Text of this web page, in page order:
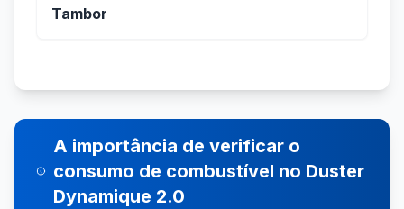
Tambor
A importância de verificar o
consumo de combustível no Duster
Dynamique 2.0